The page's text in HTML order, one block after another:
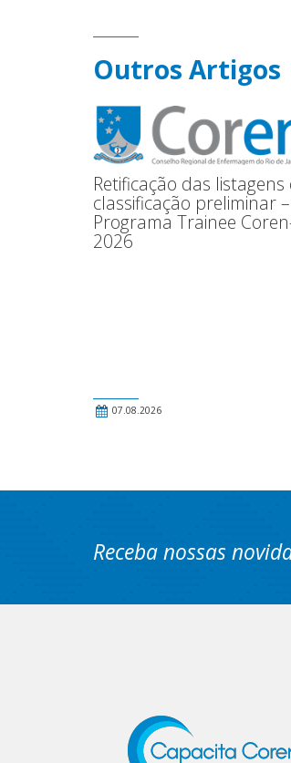
Outros Artigos
Retificação das listagens
classificação preliminar –
Programa Trainee
2026
07.08.2026
Receba nossas